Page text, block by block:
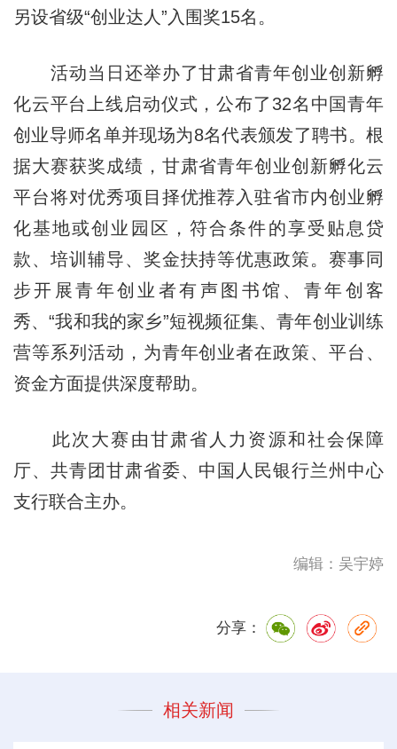
另设省级“创业达人”入围奖15名。
活动当日还举办了甘肃省青年创业创新孵
化云平台上线启动仪式，公布了32名中国青年
创业导师名单并现场为8名代表颁发了聘书。根
据大赛获奖成绩，甘肃省青年创业创新孵化云
平台将对优秀项目择优推荐入驻省市内创业孵
化基地或创业园区，符合条件的享受贴息贷
款、培训辅导、奖金扶持等优惠政策。赛事同
步开展青年创业者有声图书馆、青年创客
秀、“我和我的家乡”短视频征集、青年创业训练
营等系列活动，为青年创业者在政策、平台、
资金方面提供深度帮助。
此次大赛由甘肃省人力资源和社会保障
厅、共青团甘肃省委、中国人民银行兰州中心
支行联合主办。
编辑：吴宇婷
分享：
相关新闻